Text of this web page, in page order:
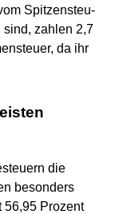
Spitzensteu-
sind, zahlen 2,7
da ihr
die
besonders
56,95 Prozent